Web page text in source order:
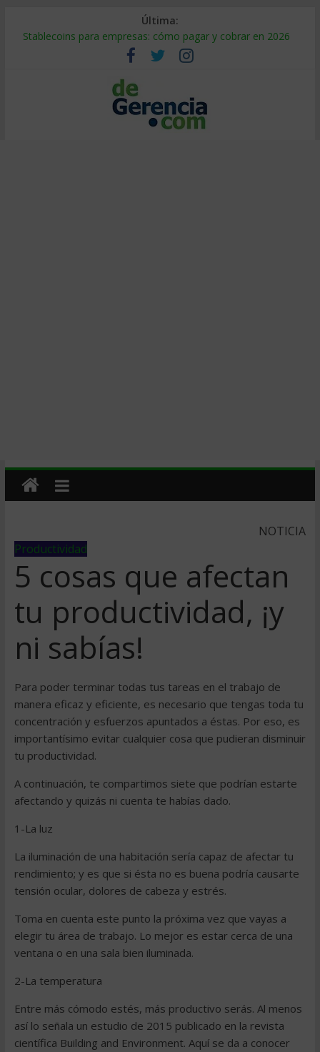
Última:
Stablecoins para empresas: cómo pagar y cobrar en 2026
Despido silencioso: qué es y por qué sale tan caro
IA en selección de personal: cómo auditarla a tiempo
Trabajo forzoso en la cadena de suministro: qué hacer
Mercado hispano de EE. UU.: cómo segmentarlo y venderle
NOTICIA
Productividad
5 cosas que afectan
tu productividad, ¡y
ni sabías!
Para poder terminar todas tus tareas en el trabajo de
manera eficaz y eficiente, es necesario que tengas toda tu
concentración y esfuerzos apuntados a éstas. Por eso, es
importantísimo evitar cualquier cosa que pudieran disminuir
tu productividad.
A continuación, te compartimos siete que podrían estarte
afectando y quizás ni cuenta te habías dado.
1-La luz
La iluminación de una habitación sería capaz de afectar tu
rendimiento; y es que si ésta no es buena podría causarte
tensión ocular, dolores de cabeza y estrés.
Toma en cuenta este punto la próxima vez que vayas a
elegir tu área de trabajo. Lo mejor es estar cerca de una
ventana o en una sala bien iluminada.
2-La temperatura
Entre más cómodo estés, más productivo serás. Al menos
así lo señala un estudio de 2015 publicado en la revista
científica Building and Environment. Aquí se da a conocer